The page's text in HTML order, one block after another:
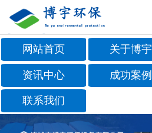
网站首页 关于博宇
资讯中心 成功案例
联系我们